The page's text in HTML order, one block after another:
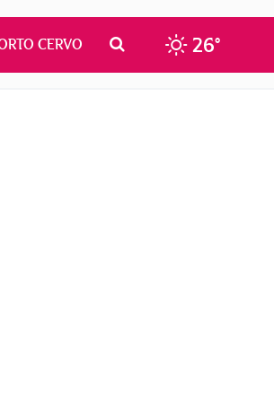
CERVO 26°